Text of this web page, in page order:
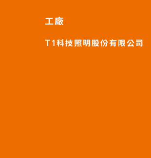
工廠
T1科技照明股份有限公司